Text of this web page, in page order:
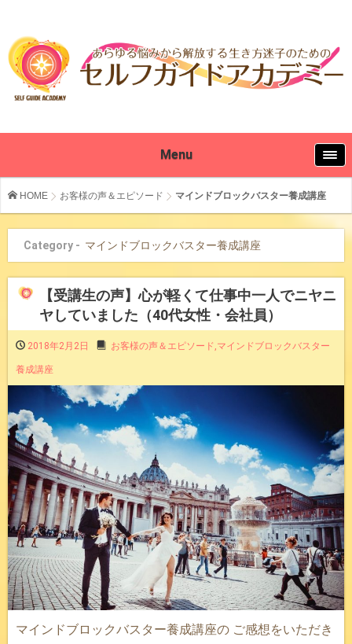
Menu
HOME お客様の声＆エピソード マインドブロックバスター養成講座
Category - マインドブロックバスター養成講座
【受講生の声】心が軽くて仕事中一人でニヤニ
ヤしていました（40代女性・会社員）
2018年2月2日 お客様の声＆エピソード,マインドブロックバスター
養成講座
マインドブロックバスター養成講座の ご感想をいただき